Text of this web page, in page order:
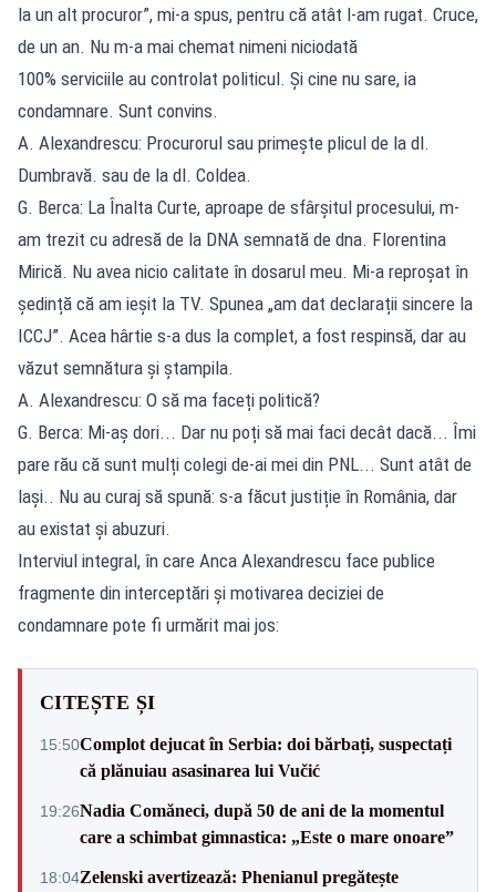
la un alt procuror”, mi-a spus, pentru că atât l-am rugat. Cruce,
de un an. Nu m-a mai chemat nimeni niciodată
100% serviciile au controlat politicul. Și cine nu sare, ia
condamnare. Sunt convins.
A. Alexandrescu: Procurorul sau primește plicul de la dl.
Dumbravă. sau de la dl. Coldea.
G. Berca: La Înalta Curte, aproape de sfârșitul procesului, m-
am trezit cu adresă de la DNA semnată de dna. Florentina
Mirică. Nu avea nicio calitate în dosarul meu. Mi-a reproșat în
ședință că am ieșit la TV. Spunea „am dat declarații sincere la
ICCJ”. Acea hârtie s-a dus la complet, a fost respinsă, dar au
văzut semnătura și ștampila.
A. Alexandrescu: O să ma faceți politică?
G. Berca: Mi-aș dori... Dar nu poți să mai faci decât dacă... Îmi
pare rău că sunt mulți colegi de-ai mei din PNL... Sunt atât de
lași.. Nu au curaj să spună: s-a făcut justiție în România, dar
au existat și abuzuri.
Interviul integral, în care Anca Alexandrescu face publice
fragmente din interceptări și motivarea deciziei de
condamnare pote fi urmărit mai jos:
CITEȘTE ȘI
15:50Complot dejucat în Serbia: doi bărbați, suspectați
că plănuiau asasinarea lui Vučić
19:26Nadia Comăneci, după 50 de ani de la momentul
care a schimbat gimnastica: „Este o mare onoare”
18:04Zelenski avertizează: Phenianul pregătește